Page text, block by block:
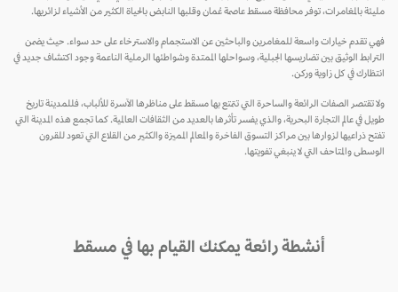
مليئة بالمغامرات، توفر محافظة مسقط عاصمة عُمان وقلبها النابض بالحياة الكثير من الأشياء لزائريها.
فهي تقدم خيارات واسعة للمغامرين والباحثين عن الاستجمام والاسترخاء على حد سواء. حيث يضمن
الترابط الوثيق بين تضاريسها الجبلية، وسواحلها الممتدة وشواطئها الرملية الناعمة وجود اكتشاف جديد في
انتظارك في كل زاوية وركن.
ولا تقتصر الصفات الرائعة والساحرة التي تتمتع بها مسقط على مناظرها الآسرة للألباب، فللمدينة تاريخ
طويل في عالم التجارة البحرية، والذي يفسر تأثرها بالعديد من الثقافات العالمية. كما تجمع هذه المدينة التي
تفتح ذراعيها لزوارها بين مراكز التسوق الفاخرة والمعالم المميزة والكثير من القلاع التي تعود للقرون
الوسطى والمتاحف التي لا ينبغي تفويتها.
أنشطة رائعة يمكنك القيام بها في مسقط